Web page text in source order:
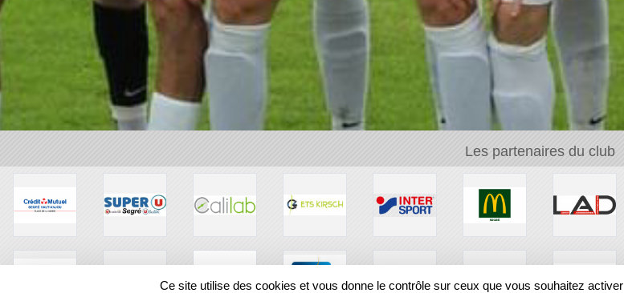
Les partenaires du club
Ce site utilise des cookies et vous donne le contrôle sur ceux que vous souhaitez activer